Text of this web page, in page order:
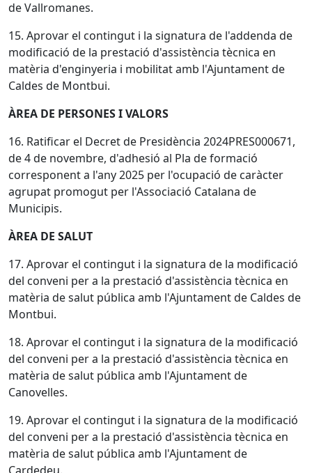
de Vallromanes.
15. Aprovar el contingut i la signatura de l'addenda de
modificació de la prestació d'assistència tècnica en
matèria d'enginyeria i mobilitat amb l'Ajuntament de
Caldes de Montbui.
ÀREA DE PERSONES I VALORS
16. Ratificar el Decret de Presidència 2024PRES000671,
de 4 de novembre, d'adhesió al Pla de formació
corresponent a l'any 2025 per l'ocupació de caràcter
agrupat promogut per l'Associació Catalana de
Municipis.
ÀREA DE SALUT
17. Aprovar el contingut i la signatura de la modificació
del conveni per a la prestació d'assistència tècnica en
matèria de salut pública amb l'Ajuntament de Caldes de
Montbui.
18. Aprovar el contingut i la signatura de la modificació
del conveni per a la prestació d'assistència tècnica en
matèria de salut pública amb l'Ajuntament de
Canovelles.
19. Aprovar el contingut i la signatura de la modificació
del conveni per a la prestació d'assistència tècnica en
matèria de salut pública amb l'Ajuntament de